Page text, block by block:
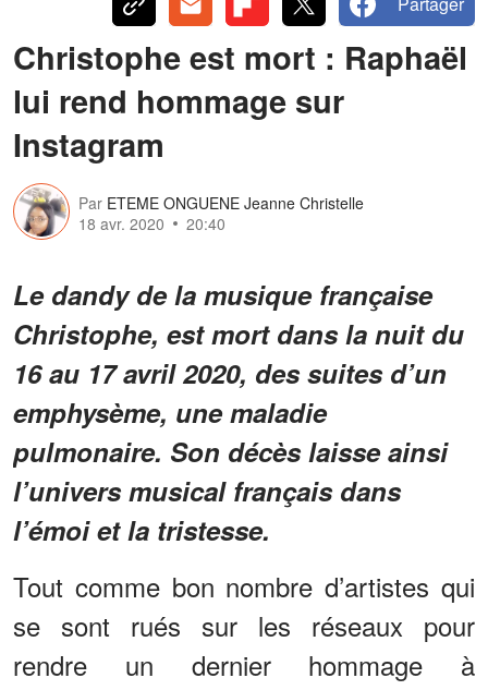
Christophe est mort : Raphaël
lui rend hommage sur
Instagram
Par ETEME ONGUENE Jeanne Christelle
18 avr. 2020
20:40
Le dandy de la musique française
Christophe, est mort dans la nuit du
16 au 17 avril 2020, des suites d’un
emphysème, une maladie
pulmonaire. Son décès laisse ainsi
l’univers musical français dans
l’émoi et la tristesse.
Tout comme bon nombre d’artistes qui
se sont rués sur les réseaux pour
rendre un dernier hommage à